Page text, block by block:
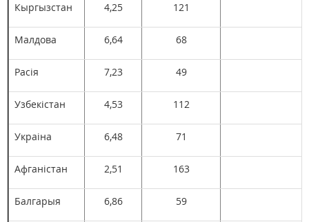
Кыргызстан 4,25 121
Малдова 6,64 68
Расія 7,23 49
Узбекістан 4,53 112
Украіна 6,48 71
Афганістан 2,51 163
Балгарыя 6,86 59